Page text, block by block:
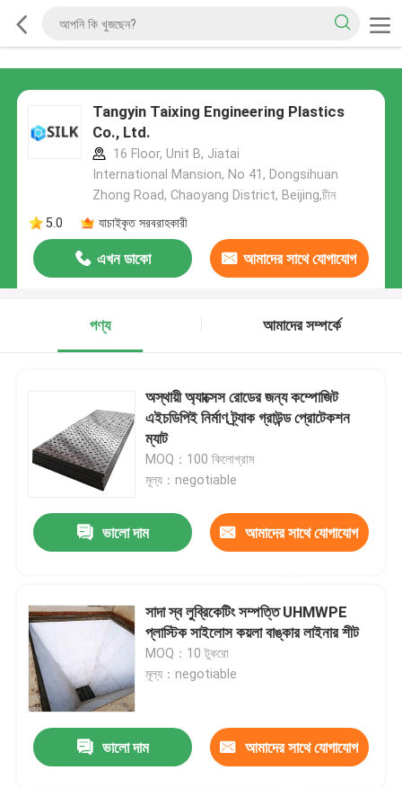
Tangyin Taixing Engineering Plastics
Co., Ltd.
16 Floor, Unit B, Jiatai
International Mansion, No 41, Dongsihuan
Zhong Road, Chaoyang District, Beijing,চীন
5.0
যাচাইকৃত সরবরাহকারী
এখন ডাকো আমাদের সাথে যোগাযোগ
পণ্য
আমাদের সম্পর্কে
অস্থায়ী অ্যাক্সেস রোডের জন্য কম্পোজিট
এইচডিপিই নির্মাণ ট্র্যাক গ্রাউন্ড প্রোটেকশন
ম্যাট
MOQ：100 কিলোগ্রাম
মূল্য：negotiable
ভালো দাম আমাদের সাথে যোগাযোগ
সাদা স্ব লুব্রিকেটিং সম্পত্তি UHMWPE
প্লাস্টিক সাইলোস কয়লা বাঙ্কার লাইনার শীট
MOQ：10 টুকরো
মূল্য：negotiable
ভালো দাম আমাদের সাথে যোগাযোগ